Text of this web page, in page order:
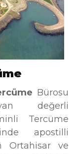
Bürosu
değerli
Tercüme
apostilli
Ortahisar ve